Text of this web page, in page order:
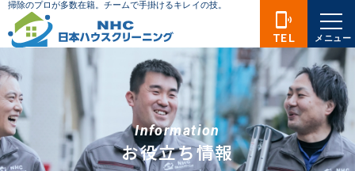
Information
お役立ち情報
phonelink_ring
TEL メニュー